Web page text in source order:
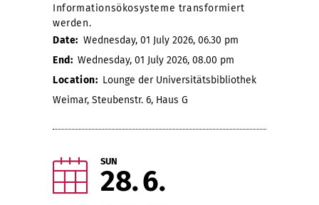
Informationsökosysteme transformiert
werden.
Date: Wednesday, 01 July 2026, 06.30 pm
End: Wednesday, 01 July 2026, 08.00 pm
Location: Lounge der Universitätsbibliothek
Weimar, Steubenstr. 6, Haus G
SUN
28 6